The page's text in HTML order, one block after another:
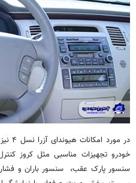
در
خودرو تجهیزات مناسبی مثل کروز
سنسور پارک عقب، سنسور باران و فشار